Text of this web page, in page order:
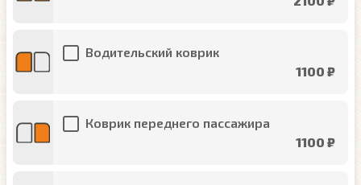
Водительский коврик
1100 ₽
Коврик переднего пассажира
1100 ₽